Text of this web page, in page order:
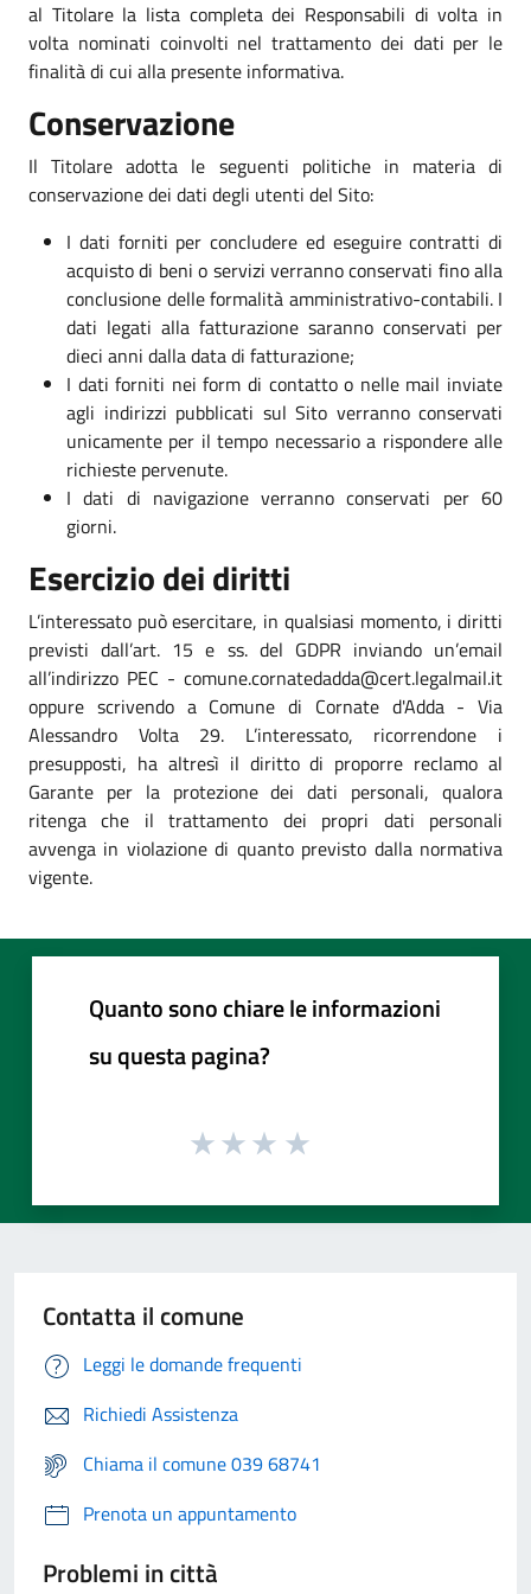
al Titolare la lista completa dei Responsabili di volta in
volta nominati coinvolti nel trattamento dei dati per le
finalità di cui alla presente informativa.
Conservazione
Il Titolare adotta le seguenti politiche in materia di
conservazione dei dati degli utenti del Sito:
I dati forniti per concludere ed eseguire contratti di
acquisto di beni o servizi verranno conservati fino alla
conclusione delle formalità amministrativo-contabili. I
dati legati alla fatturazione saranno conservati per
dieci anni dalla data di fatturazione;
I dati forniti nei form di contatto o nelle mail inviate
agli indirizzi pubblicati sul Sito verranno conservati
unicamente per il tempo necessario a rispondere alle
richieste pervenute.
I dati di navigazione verranno conservati per 60
giorni.
Esercizio dei diritti
L’interessato può esercitare, in qualsiasi momento, i diritti
previsti dall’art. 15 e ss. del GDPR inviando un’email
all’indirizzo PEC - comune.cornatedadda@cert.legalmail.it
oppure scrivendo a Comune di Cornate d'Adda - Via
Alessandro Volta 29. L’interessato, ricorrendone i
presupposti, ha altresì il diritto di proporre reclamo al
Garante per la protezione dei dati personali, qualora
ritenga che il trattamento dei propri dati personali
avvenga in violazione di quanto previsto dalla normativa
vigente.
Quanto sono chiare le informazioni
su questa pagina?
Contatta il comune
Leggi le domande frequenti
Richiedi Assistenza
Chiama il comune 039 68741
Prenota un appuntamento
Problemi in città